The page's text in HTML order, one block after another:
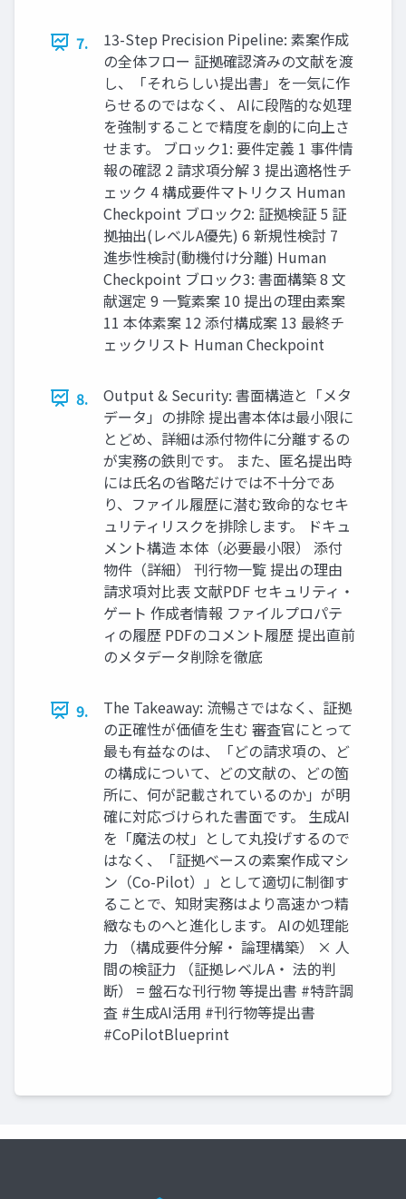
7.
13-Step Precision Pipeline: 素案作成
の全体フロー 証拠確認済みの文献を渡
し、「それらしい提出書」を一気に作
らせるのではなく、 AIに段階的な処理
を強制することで精度を劇的に向上さ
せます。 ブロック1: 要件定義 1 事件情
報の確認 2 請求項分解 3 提出適格性チ
ェック 4 構成要件マトリクス Human
Checkpoint ブロック2: 証拠検証 5 証
拠抽出(レベルA優先) 6 新規性検討 7
進歩性検討(動機付け分離) Human
Checkpoint ブロック3: 書面構築 8 文
献選定 9 一覧素案 10 提出の理由素案
11 本体素案 12 添付構成案 13 最終チ
ェックリスト Human Checkpoint
8.
Output & Security: 書面構造と「メタ
データ」の排除 提出書本体は最小限に
とどめ、詳細は添付物件に分離するの
が実務の鉄則です。 また、匿名提出時
には氏名の省略だけでは不十分であ
り、ファイル履歴に潜む致命的なセキ
ュリティリスクを排除します。 ドキュ
メント構造 本体（必要最小限） 添付
物件（詳細） 刊行物一覧 提出の理由
請求項対比表 文献PDF セキュリティ・
ゲート 作成者情報 ファイルプロパテ
ィの履歴 PDFのコメント履歴 提出直前
のメタデータ削除を徹底
9.
The Takeaway: 流暢さではなく、証拠
の正確性が価値を生む 審査官にとって
最も有益なのは、「どの請求項の、ど
の構成について、どの文献の、どの箇
所に、何が記載されているのか」が明
確に対応づけられた書面です。 生成AI
を「魔法の杖」として丸投げするので
はなく、「証拠ベースの素案作成マシ
ン（Co-Pilot）」として適切に制御す
ることで、知財実務はより高速かつ精
緻なものへと進化します。 AIの処理能
力 （構成要件分解・ 論理構築） × 人
間の検証力 （証拠レベルA・ 法的判
断） = 盤石な刊行物 等提出書 #特許調
査 #生成AI活用 #刊行物等提出書
#CoPilotBlueprint